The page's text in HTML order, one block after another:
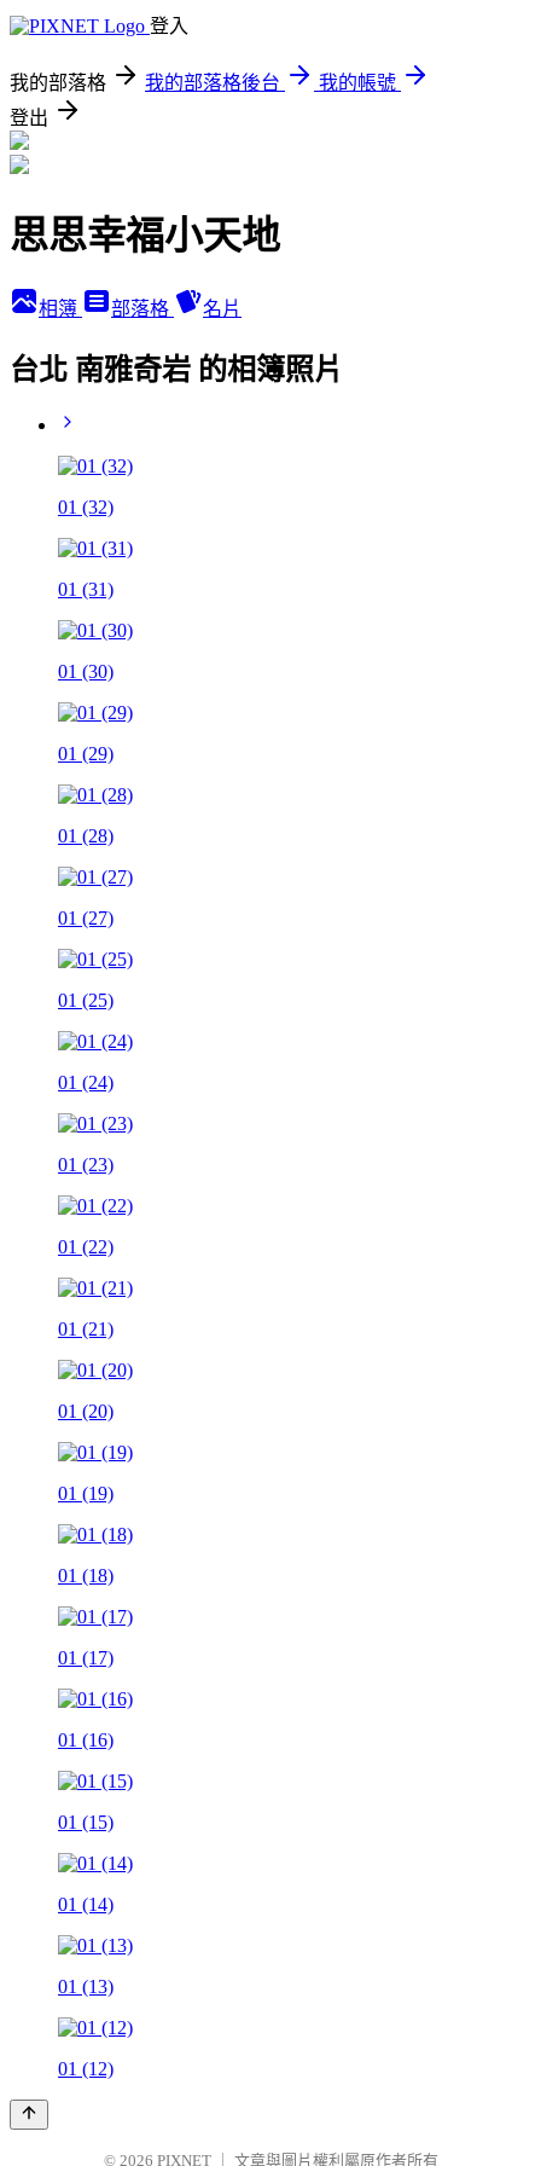
登入
我的部落格 我的部落格後台
我的帳號
登出
思思幸福小天地
相簿 部落格 名片
台北 南雅奇岩 的相簿照片
01 (32)
01 (31)
01 (30)
01 (29)
01 (28)
01 (27)
01 (25)
01 (24)
01 (23)
01 (22)
01 (21)
01 (20)
01 (19)
01 (18)
01 (17)
01 (16)
01 (15)
01 (14)
01 (13)
01 (12)
© 2026 PIXNET 文章與圖片權利屬原作者所有